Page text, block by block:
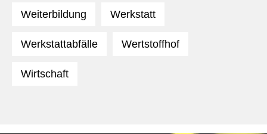
Weiterbildung Werkstatt
Werkstattabfälle Wertstoffhof
Wirtschaft